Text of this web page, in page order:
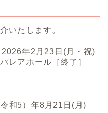
いたします。
年2月23日(月・祝)
レアホール［終了］
和5）年8月21日(月)